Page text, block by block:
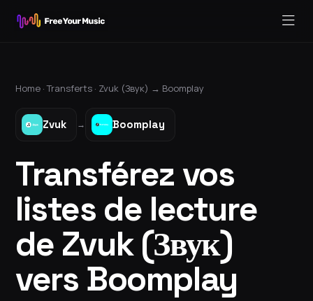
Home ·Transferts · Zvuk (Звук) → Boomplay
Zvuk → Boomplay
Transférez vos
listes de lecture
de Zvuk (Звук)
vers Boomplay